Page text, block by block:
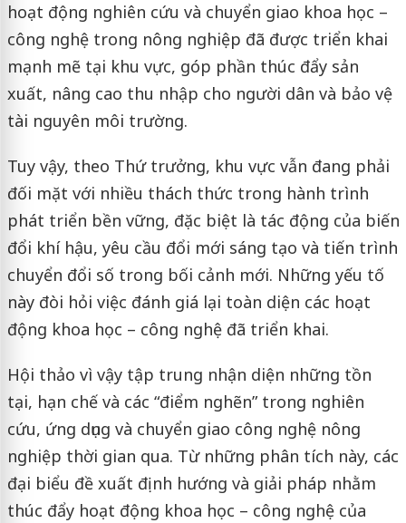
hoạt động nghiên cứu và chuyển giao khoa học –
công nghệ trong nông nghiệp đã được triển khai
mạnh mẽ tại khu vực, góp phần thúc đẩy sản
xuất, nâng cao thu nhập cho người dân và bảo vệ
tài nguyên môi trường.
Tuy vậy, theo Thứ trưởng, khu vực vẫn đang phải
đối mặt với nhiều thách thức trong hành trình
phát triển bền vững, đặc biệt là tác động của biến
đổi khí hậu, yêu cầu đổi mới sáng tạo và tiến trình
chuyển đổi số trong bối cảnh mới. Những yếu tố
này đòi hỏi việc đánh giá lại toàn diện các hoạt
động khoa học – công nghệ đã triển khai.
Hội thảo vì vậy tập trung nhận diện những tồn
tại, hạn chế và các “điểm nghẽn” trong nghiên
cứu, ứng dụng và chuyển giao công nghệ nông
nghiệp thời gian qua. Từ những phân tích này, các
đại biểu đề xuất định hướng và giải pháp nhằm
thúc đẩy hoạt động khoa học – công nghệ của